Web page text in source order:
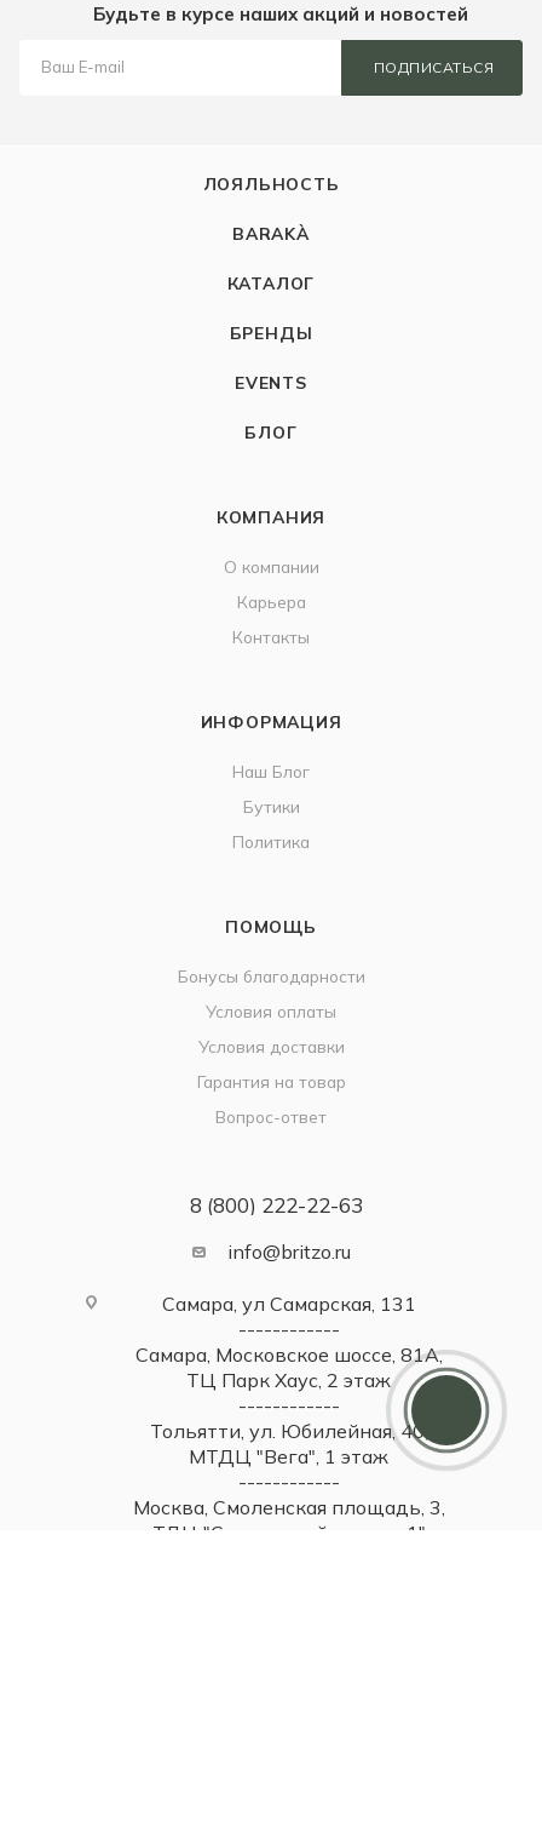
Будьте в курсе наших акций и новостей
ПОДПИСАТЬСЯ
ЛОЯЛЬНОСТЬ
BARAKÀ
КАТАЛОГ
БРЕНДЫ
EVENTS
БЛОГ
КОМПАНИЯ
О компании
Карьера
Контакты
ИНФОРМАЦИЯ
Наш Блог
Бутики
Политика
ПОМОЩЬ
Бонусы благодарности
Условия оплаты
Условия доставки
Гарантия на товар
Вопрос-ответ
8 (800) 222-22-63
info@britzo.ru
Самара, ул Самарская, 131
------------
Самара, Московское шоссе, 81А,
ТЦ Парк Хаус, 2 этаж
------------
Тольятти, ул. Юбилейная, 40,
МТДЦ "Вега", 1 этаж
------------
Москва, Смоленская площадь, 3,
ТДЦ "Смоленский пассаж 1"
Дарим 5000 балов
Мы ценим своих клиентов и в качестве
благодарности зачисляем 5 000 бонусов за